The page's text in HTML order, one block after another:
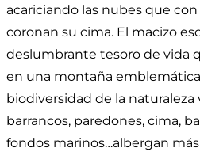
acariciando las nubes que
coronan su cima. El macizo
deslumbrante tesoro de vida
en una montaña
biodiversidad de la naturaleza
barrancos, paredones, cima,
fondos marinos…albergan